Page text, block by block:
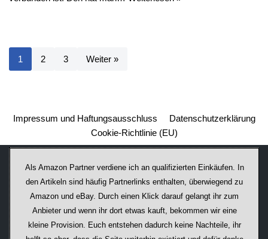
1 2 3 Weiter »
Impressum und Haftungsausschluss
Datenschutzerklärung
Cookie-Richtlinie (EU)
Als Amazon Partner verdiene ich an qualifizierten Einkäufen. In
den Artikeln sind häufig Partnerlinks enthalten, überwiegend zu
Amazon und eBay. Durch einen Klick darauf ge­lan­gt ihr zum
Anbieter und wenn ihr dort etwas kauft, bekommen wir ei­ne
kleine Provision. Euch entstehen dadurch keine Nachteile, ihr